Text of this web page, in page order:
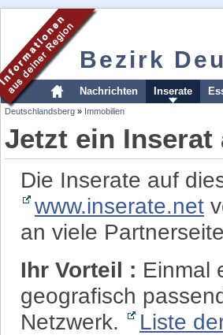
Bezirk
Nachrichten Inserate
Deutschlandsberg » Immobilien
Jetzt ein Inserat
Die Inserate auf
www.inserate.net
an viele
Ihr Vorteil : Einmal
geografisch
Netzwerk.
Liste